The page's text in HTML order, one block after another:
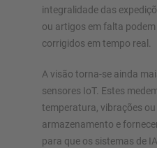
integralidade das
ou artigos em falta
corrigidos em tempo real.
A visão torna-se ainda
sensores IoT. Estes
temperatura, vibrações
armazenamento e
para que os sistemas de